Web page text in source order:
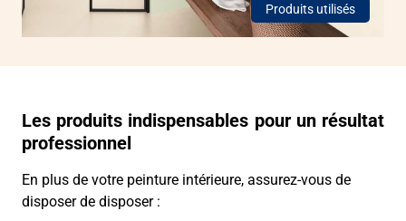
Produits utilisés
Les produits indispensables pour un résultat
professionnel
En plus de votre peinture intérieure, assurez-vous de
disposer de disposer :